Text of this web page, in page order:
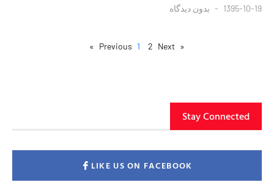
1395-10-19 بدون دیدگاه
« Previous
1 2 Next »
Stay Connected
LIKE US ON FACEBOOK